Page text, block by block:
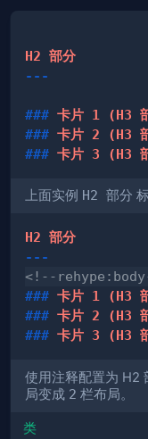
---
### 卡片 1 (H3
### 卡片 2 (H3
### 卡片 3 (H3
上面实例 H2 部分
---
<!--
### 卡片 1 (H3
### 卡片 2 (H3
### 卡片 3 (H3
使用注释配置为 H2
局变成 2 栏布局。
类